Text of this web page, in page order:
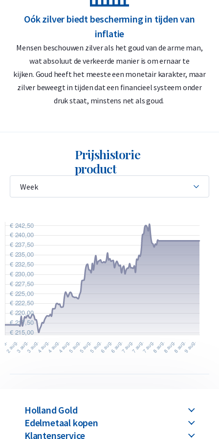
beveiligd douanedepot in het buitenland (bijvoorbeeld
Zwitserland of Singapore), hoeft u eveneens geen btw te
betalen. Dit maakt het een interessante optie voor
langetermijnbeleggers.
De edelmetaalrekening: u koopt btw-vrij fysiek zilver per
gram tegen de scherpste prijs.
Levering & Verpakking
Verzekerde verzending of afhalen op afspraak in Alkmaar,
Rotterdam of Breda
Veilige en verzekerde opslag mogelijk viaHolland Gold Safe
Waarom kiezen voor de 100 gram
Umicore zilverbaar
99,9% puur zilver
LBMA-geaccrediteerd met internationale Good Delivery-
status
Terugkoopgarantie via Holland Gold
Ontwerp
de baar staan de producent Umicore, het zilvergehalte en het
het buitenland eenvoudig verhandelbaar.
Deze zilverbaren zijn gemarkeerd met het officiële “Umicore
Oók zilver biedt bescherming in tijden van
inflatie
Mensen beschouwen zilver als het goud van de arme man,
wat absoluut de verkeerde manier is om ernaar te
kijken. Goud heeft het meeste een monetair karakter, maar
zilver beweegt in tijden dat een financieel systeem onder
druk staat, minstens net als goud.
Prijshistorie
product
Holland Gold
Edelmetaal kopen
Klantenservice